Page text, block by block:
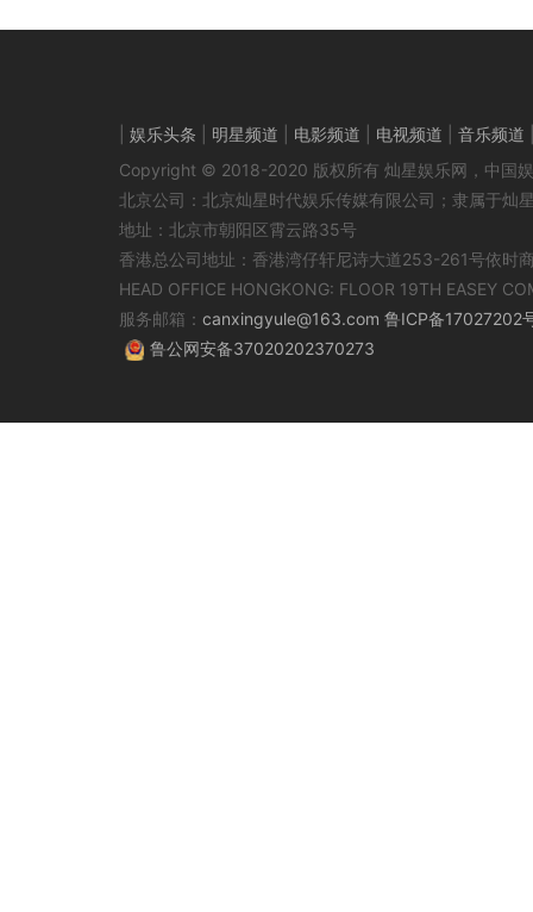
娱乐头条 明星频道 电影频道 电视频道 音乐频道
Copyright © 2018-2020 版权所有 灿星娱乐网，中国
北京公司：北京灿星时代娱乐传媒有限公司；隶属于灿
地址：北京市朝阳区霄云路35号
香港总公司地址：香港湾仔轩尼诗大道253-261号依时
HEAD OFFICE HONGKONG: FLOOR 19TH EASEY
服务邮箱： canxingyule@163.com 鲁ICP备17027202
鲁公网安备37020202370273